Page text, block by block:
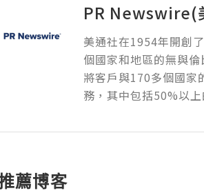
PR Newswire(
美通社在1954年開創
個國家和地區的無與
將客戶與170多個國家
務，其中包括50%以
薦博客